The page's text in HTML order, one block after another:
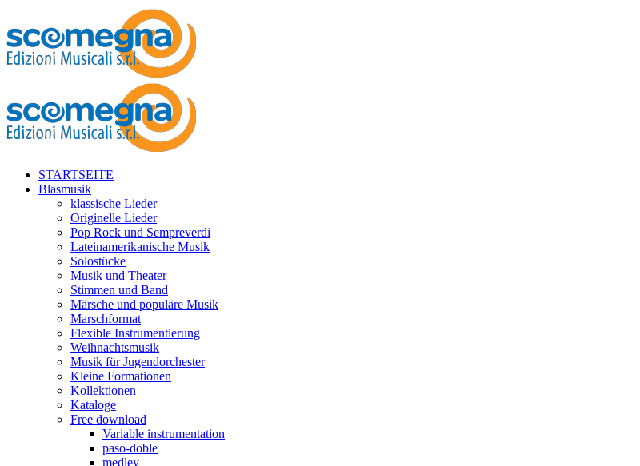
STARTSEITE
Blasmusik
klassische Lieder
Originelle Lieder
Pop Rock und Sempreverdi
Lateinamerikanische Musik
Solostücke
Musik und Theater
Stimmen und Band
Märsche und populäre Musik
Marschformat
Flexible Instrumentierung
Weihnachtsmusik
Musik für Jugendorchester
Kleine Formationen
Kollektionen
Kataloge
Free download
Variable instrumentation
paso-doble
medley